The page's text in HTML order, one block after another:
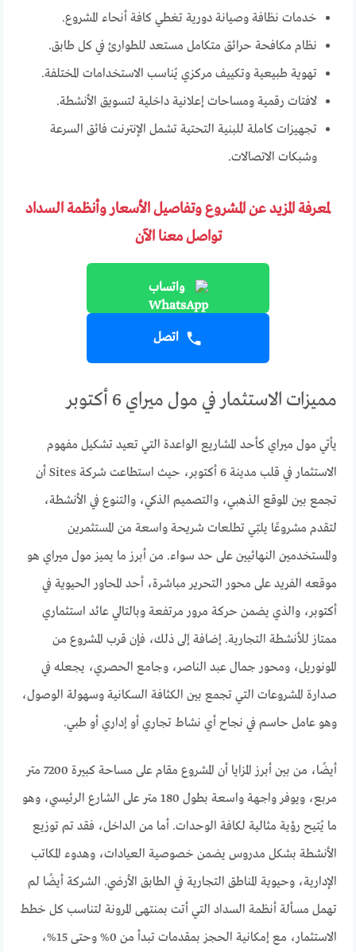
خدمات نظافة وصيانة دورية تغطي كافة أنحاء المشروع.
نظام مكافحة حرائق متكامل مستعد للطوارئ في كل طابق.
تهوية طبيعية وتكييف مركزي يُناسب الاستخدامات المختلفة.
لافتات رقمية ومساحات إعلانية داخلية لتسويق الأنشطة.
تجهيزات كاملة للبنية التحتية تشمل الإنترنت فائق السرعة
وشبكات الاتصالات.
لمعرفة المزيد عن المشروع وتفاصيل الأسعار وأنظمة السداد
تواصل معنا الآن
واتساب
اتصل
مميزات الاستثمار في مول ميراي 6 أكتوبر
يأتي مول ميراي كأحد المشاريع الواعدة التي تعيد تشكيل مفهوم
الاستثمار في قلب مدينة 6 أكتوبر، حيث استطاعت شركة Sites أن
تجمع بين الموقع الذهبي، والتصميم الذكي، والتنوع في الأنشطة،
لتقدم مشروعًا يلبّي تطلعات شريحة واسعة من المستثمرين
والمستخدمين النهائيين على حد سواء. من أبرز ما يميز مول ميراي هو
موقعه الفريد على محور التحرير مباشرة، أحد المحاور الحيوية في
أكتوبر، والذي يضمن حركة مرور مرتفعة وبالتالي عائد استثماري
ممتاز للأنشطة التجارية. إضافة إلى ذلك، فإن قرب المشروع من
المونوريل، ومحور جمال عبد الناصر، وجامع الحصري، يجعله في
صدارة المشروعات التي تجمع بين الكثافة السكانية وسهولة الوصول،
وهو عامل حاسم في نجاح أي نشاط تجاري أو إداري أو طبي.
أيضًا، من بين أبرز المزايا أن المشروع مقام على مساحة كبيرة 7200 متر
مربع، ويوفر واجهة واسعة بطول 180 متر على الشارع الرئيسي، وهو
ما يُتيح رؤية مثالية لكافة الوحدات. أما من الداخل، فقد تم توزيع
الأنشطة بشكل مدروس يضمن خصوصية العيادات، وهدوء المكاتب
الإدارية، وحيوية المناطق التجارية في الطابق الأرضي. الشركة أيضًا لم
تهمل مسألة أنظمة السداد التي أتت بمنتهى المرونة لتناسب كل خطط
الاستثمار، مع إمكانية الحجز بمقدمات تبدأ من 0% وحتى 15%،